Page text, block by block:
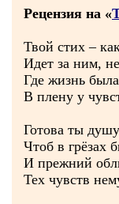
Рецензия на «
Твой стих –
Идет за ним,
Где жизнь
В плену у
Готова ты
Чтоб в грёзах
И прежний
Тех чувств